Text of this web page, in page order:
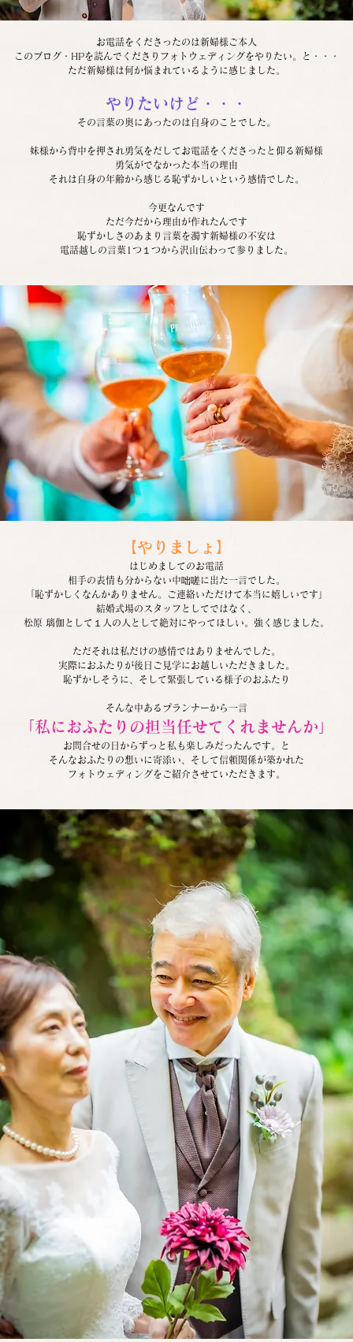
お電話をくださったのは新婦様ご本人
このブログ・HPを読んでくださりフォトウェディングをやりたい。と・・・
ただ新婦様は何か悩まれているように感じました。
やりたいけど・・・
その言葉の奥にあったのは自身のことでした。
妹様から背中を押され勇気をだしてお電話をくださったと仰る新婦様
勇気がでなかった本当の理由
それは自身の年齢から感じる恥ずかしいという感情でした。
今更なんです
ただ今だから理由が作れたんです
恥ずかしさのあまり言葉を濁す新婦様の不安は
電話越しの言葉1つ１つから沢山伝わって参りました。
【やりましょ】
はじめましてのお電話
相手の表情も分からない中咄嗟に出た一言でした。
「恥ずかしくなんかありません。ご連絡いただけて本当に嬉しいです」
結婚式場のスタッフとしてではなく、
松原 璃伽として１人の人として絶対にやってほしい。強く感じました。
ただそれは私だけの感情ではありませんでした。
実際におふたりが後日ご見学にお越しいただきました。
恥ずかしそうに、そして緊張している様子のおふたり
そんな中あるプランナーから一言
「私におふたりの担当任せてくれませんか」
お問合せの日からずっと私も楽しみだったんです。と
そんなおふたりの想いに寄添い、そして信頼関係が築かれた
フォトウェディングをご紹介させていただきます。